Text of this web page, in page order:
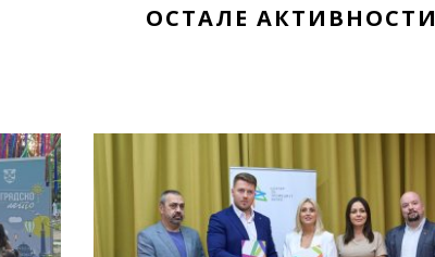
ОСТАЛЕ АКТИВНОСТИ